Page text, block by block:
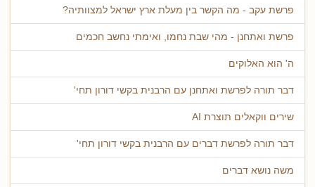
פרשת עקב - מה הקשר בין מעלת ארץ ישראל למצוותיה?
פרשת ואתחנן - מהי שבת נחמו, ואימתי נחשב חכמים
ה' הוא האלוקים
דבר תורה לפרשת ואתחנן עם הרבנית בקשי דורון תחי'
שירים ווקאלים תוצרת AI
דבר תורה לפרשת דברים עם הרבנית בקשי דורון תחי'
משה נושא דברים